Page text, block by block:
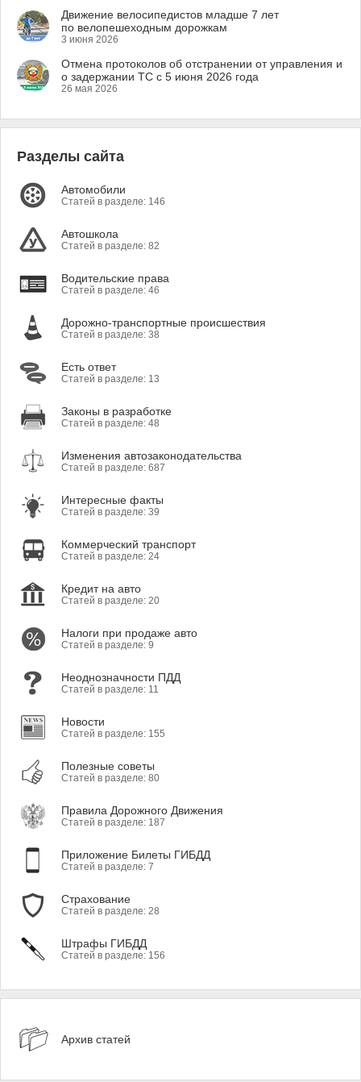
Движение велосипедистов младше 7 лет
по велопешеходным дорожкам
3 июня 2026
Отмена протоколов об отстранении от управления и
о задержании ТС с 5 июня 2026 года
26 мая 2026
Разделы сайта
Автомобили
Статей в разделе: 146
Автошкола
Статей в разделе: 82
Водительские права
Статей в разделе: 46
Дорожно-транспортные происшествия
Статей в разделе: 38
Есть ответ
Статей в разделе: 13
Законы в разработке
Статей в разделе: 48
Изменения автозаконодательства
Статей в разделе: 687
Интересные факты
Статей в разделе: 39
Коммерческий транспорт
Статей в разделе: 24
Кредит на авто
Статей в разделе: 20
Налоги при продаже авто
Статей в разделе: 9
Неоднозначности ПДД
Статей в разделе: 11
Новости
Статей в разделе: 155
Полезные советы
Статей в разделе: 80
Правила Дорожного Движения
Статей в разделе: 187
Приложение Билеты ГИБДД
Статей в разделе: 7
Страхование
Статей в разделе: 28
Штрафы ГИБДД
Статей в разделе: 156
Архив статей